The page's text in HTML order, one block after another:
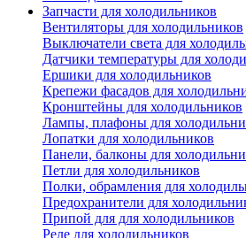
Запчасти для холодильников
Вентиляторы для холодильников
Выключатели света для
Датчики температуры для
Ершики для холодильников
Крепежи фасадов для
Кронштейны для холодильников
Лампы, плафоны для
Лопатки для холодильников
Панели, балконы для
Петли для холодильников
Полки, обрамления для
Предохранители для
Припой для для холодильников
Реле для холодильников